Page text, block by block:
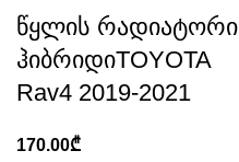
წყლის რადიატორი
ჰიბრიდიTOYOTA
Rav4 2019-2021
170.00₾